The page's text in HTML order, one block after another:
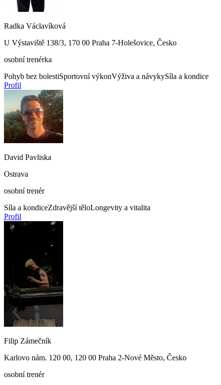
Radka Václavíková
U Výstaviště 138/3, 170 00 Praha 7-Holešovice, Česko
osobní trenérka
Pohyb bez bolestiSportovní výkonVýživa a návykySíla a kondice
Profil
David Pavliska
Ostrava
osobní trenér
Síla a kondiceZdravější těloLongevity a vitalita
Profil
Filip Zámečník
Karlovo nám. 120 00, 120 00 Praha 2-Nové Město, Česko
osobní trenér